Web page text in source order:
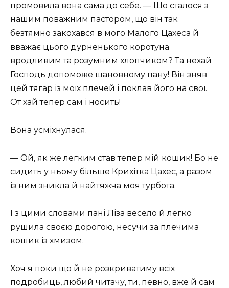
промовила вона сама до себе. — Що сталося з
нашим поважним пастором, що він так
безтямно закохався в мого Малого Цахеса й
вважає цього дурненького коротуна
вродливим та розумним хлопчиком? Та нехай
Господь допоможе шановному пану! Він зняв
цей тягар із моїх плечей і поклав його на свої.
От хай тепер сам і носить!
Вона усміхнулася.
— Ой, як же легким став тепер мій кошик! Бо не
сидить у ньому більше Крихітка Цахес, а разом
із ним зникла й найтяжча моя турбота.
І з цими словами пані Ліза весело й легко
рушила своєю дорогою, несучи за плечима
кошик із хмизом.
Хоч я поки що й не розкриватиму всіх
подробиць, любий читачу, ти, певно, вже й сам